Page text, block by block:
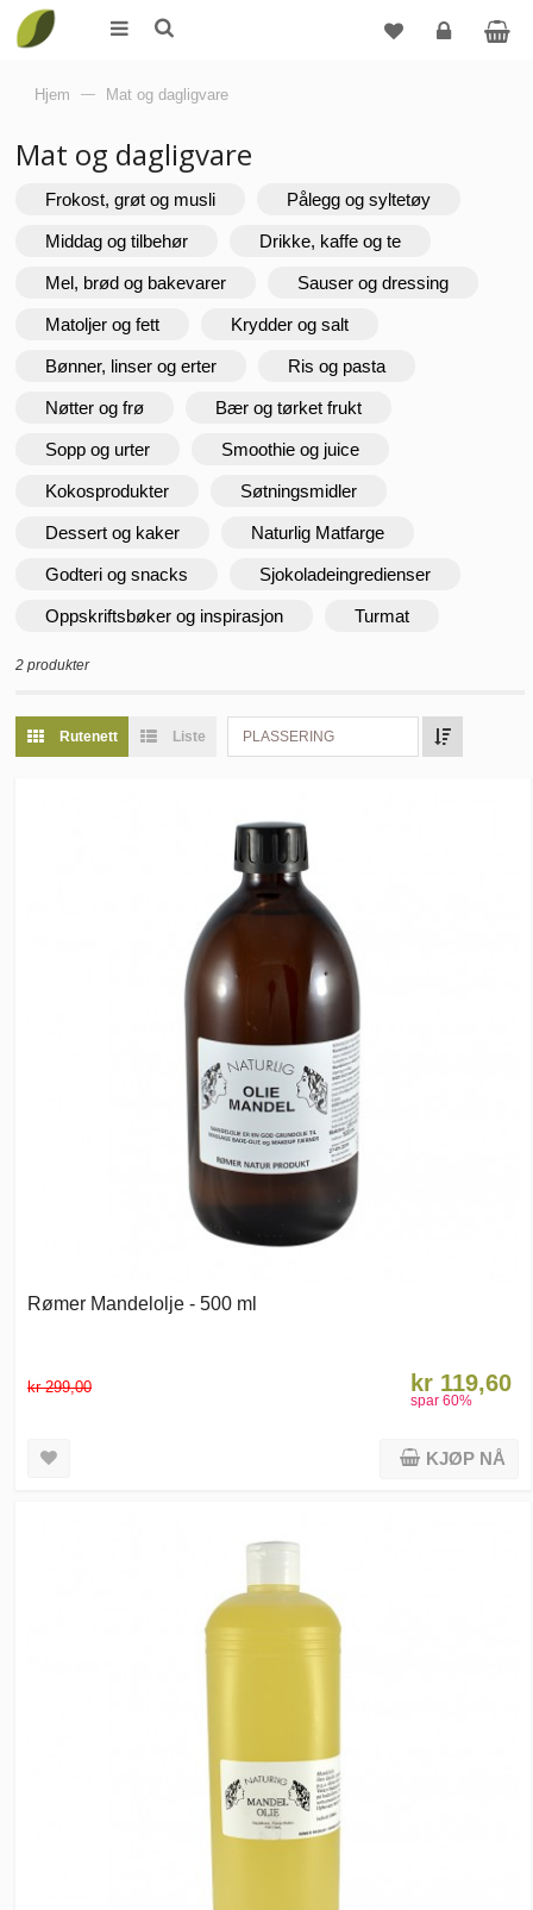
Hjem — Mat og dagligvare
Mat og dagligvare
Frokost, grøt og musli Pålegg og syltetøy
Middag og tilbehør Drikke, kaffe og te
Mel, brød og bakevarer Sauser og dressing
Matoljer og fett Krydder og salt
Bønner, linser og erter Ris og pasta
Nøtter og frø Bær og tørket frukt
Sopp og urter Smoothie og juice
Kokosprodukter Søtningsmidler
Dessert og kaker Naturlig Matfarge
Godteri og snacks Sjokoladeingredienser
Oppskriftsbøker og inspirasjon Turmat
2 produkter
Rutenett Liste PLASSERING
Rømer Mandelolje - 500 ml
kr 299,00 kr 119,60
spar 60%
KJØP NÅ